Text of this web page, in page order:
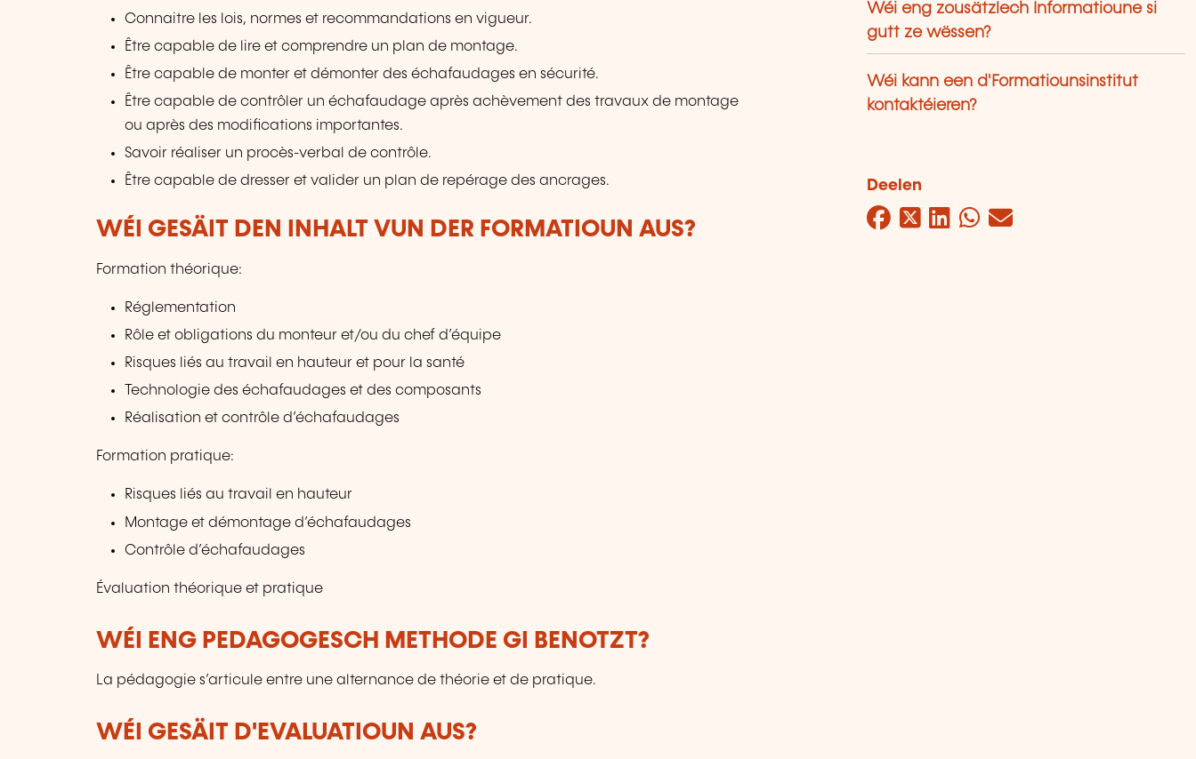
Connaitre les lois, normes et recommandations en vigueur.
Être capable de lire et comprendre un plan de montage.
Être capable de monter et démonter des échafaudages en sécurité.
Être capable de contrôler un échafaudage après achèvement des travaux de montage
ou après des modifications importantes.
Savoir réaliser un procès-verbal de contrôle.
Être capable de dresser et valider un plan de repérage des ancrages.
WÉI GESÄIT DEN INHALT VUN DER FORMATIOUN AUS?
Formation théorique:
Réglementation
Rôle et obligations du monteur et/ou du chef d’équipe
Risques liés au travail en hauteur et pour la santé
Technologie des échafaudages et des composants
Réalisation et contrôle d’échafaudages
Formation pratique:
Risques liés au travail en hauteur
Montage et démontage d’échafaudages
Contrôle d’échafaudages
Évaluation théorique et pratique
WÉI ENG PEDAGOGESCH METHODE GI BENOTZT?
La pédagogie s’articule entre une alternance de théorie et de pratique.
WÉI GESÄIT D'EVALUATIOUN AUS?
Wéi eng zousätzlech Informatioune si
gutt ze wëssen?
Wéi kann een d'Formatiounsinstitut
kontaktéieren?
Deelen
Facebook
Twitter
LinkedIn
WhatsApp
Mail